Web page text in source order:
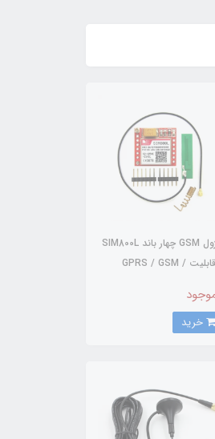
ماژول GSM چهار باند SIM800L
با قابلیت GPRS / GSM /
خرید